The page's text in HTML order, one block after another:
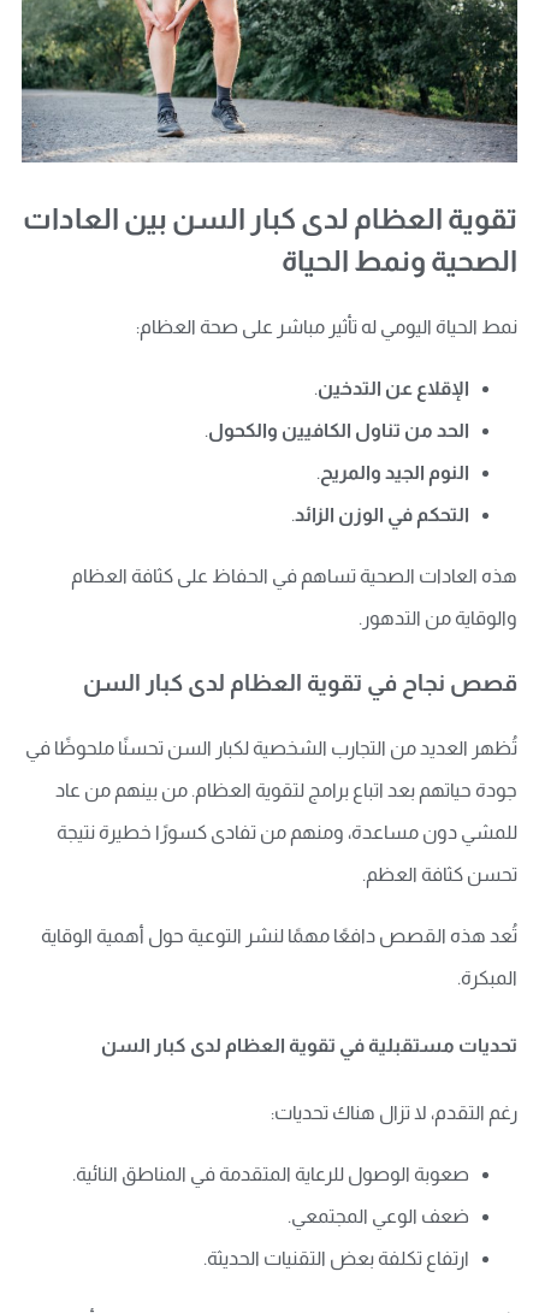
تقوية العظام لدى كبار السن بين العادات
الصحية ونمط الحياة
نمط الحياة اليومي له تأثير مباشر على صحة العظام:
الإقلاع عن التدخين.
الحد من تناول الكافيين والكحول.
النوم الجيد والمريح .
التحكم في الوزن الزائد.
هذه العادات الصحية تساهم في الحفاظ على كثافة العظام
والوقاية من التدهور.
قصص نجاح في تقوية العظام لدى كبار السن
تُظهر العديد من التجارب الشخصية لكبار السن تحسنًا ملحوظًا في
جودة حياتهم بعد اتباع برامج لتقوية العظام. من بينهم من عاد
للمشي دون مساعدة، ومنهم من تفادى كسورًا خطيرة نتيجة
تحسن كثافة العظم.
تُعد هذه القصص دافعًا مهمًا لنشر التوعية حول أهمية الوقاية
المبكرة.
تحديات مستقبلية في تقوية العظام لدى كبار السن
رغم التقدم، لا تزال هناك تحديات:
صعوبة الوصول للرعاية المتقدمة في المناطق النائية.
ضعف الوعي المجتمعي.
ارتفاع تكلفة بعض التقنيات الحديثة.